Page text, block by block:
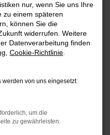
für
im Autohaus
nur, wenn Sie uns Ihre
zu einem späteren
können Sie die
widerrufen. Weitere
Datenverarbeitung finden
Cookie-Richtlinie
von uns eingesetzt:
um die
zu gewährleisten.